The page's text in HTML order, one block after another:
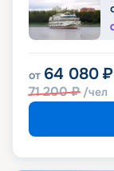
от 64 080 ₽
71 200₽ /чел